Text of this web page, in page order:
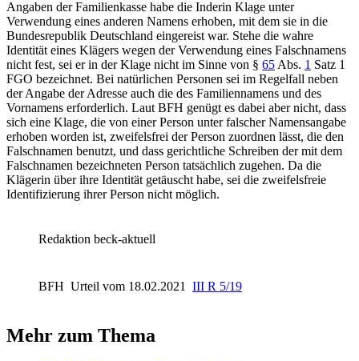
Angaben der Familienkasse habe die Inderin Klage unter
Verwendung eines anderen Namens erhoben, mit dem sie in die
Bundesrepublik Deutschland eingereist war. Stehe die wahre
Identität eines Klägers wegen der Verwendung eines Falschnamens
nicht fest, sei er in der Klage nicht im Sinne von § 65Abs. 1 Satz 1
FGO bezeichnet. Bei natürlichen Personen sei im Regelfall neben
der Angabe der Adresse auch die des Familiennamens und des
Vornamens erforderlich. LautBFH genügt es dabei aber nicht, dass
sich eine Klage, die von einer Person unter falscher Namensangabe
erhoben worden ist, zweifelsfrei der Person zuordnen lässt, die den
Falschnamen benutzt, und dass gerichtliche Schreiben der mit dem
Falschnamen bezeichneten Person tatsächlich zugehen. Da die
Klägerin über ihre Identität getäuscht habe, sei die zweifelsfreie
Identifizierung ihrer Person nicht möglich.
Redaktion beck-aktuell
BFH Urteil vom 18.02.2021 III R 5/19
Mehr zum Thema